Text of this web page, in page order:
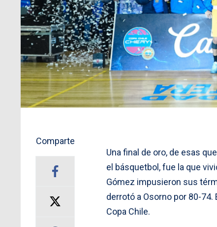
Comparte
Una final de oro, de esas
el básquetbol, fue la que
Gómez impusieron sus
derrotó a Osorno por 80-
Copa Chile.